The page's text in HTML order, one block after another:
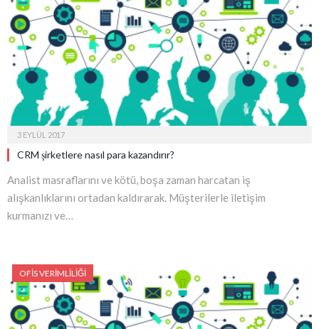
3 EYLÜL 2017
CRM şirketlere nasıl para kazandırır?
Analist masraflarını ve kötü, boşa zaman harcatan iş
alışkanlıklarını ortadan kaldırarak. Müşterilerle iletişim
kurmanızı ve…
OFIS VERIMLILIĞI